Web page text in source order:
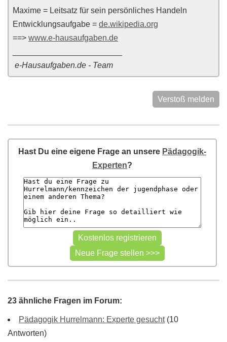
Maxime = Leitsatz für sein persönliches Handeln
Entwicklungsaufgabe = de.wikipedia.org
==> www.e-hausaufgaben.de
e-Hausaufgaben.de - Team
Verstoß melden
Hast Du eine eigene Frage an unsere Pädagogik-
Experten?
23 ähnliche Fragen im Forum:
Pädagogik Hurrelmann: Experte gesucht(10
Antworten)